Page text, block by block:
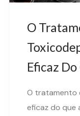
O
Eficaz
O tratamento
eficaz do que